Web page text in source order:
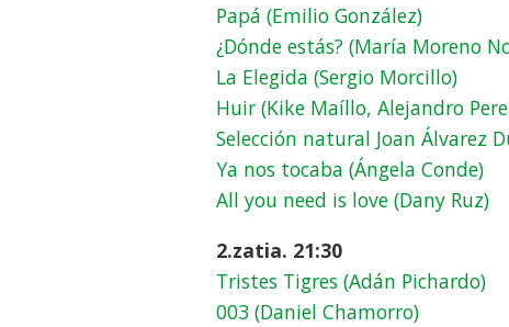
Papá (Emilio González)
¿Dónde estás? (María Moreno
La Elegida (Sergio Morcillo)
Huir (Kike Maíllo, Alejandro
Selección natural Joan Álvarez
Ya nos tocaba (Ángela Conde)
All you need is love (Dany Ruz)
2.zatia. 21:30
Tristes Tigres (Adán Pichardo)
003 (Daniel Chamorro)